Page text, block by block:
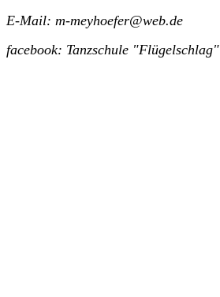
E-Mail: m-meyhoefer@web.de
facebook: Tanzschule "Flügelschlag"